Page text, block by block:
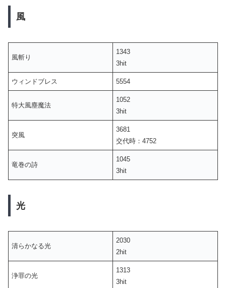
風
風斬り
1343
3hit
ウィンドブレス 5554
特大風塵魔法
1052
3hit
突風
3681
交代時：4752
竜巻の詩
1045
3hit
光
清らかなる光
2030
2hit
浄罪の光
1313
3hit